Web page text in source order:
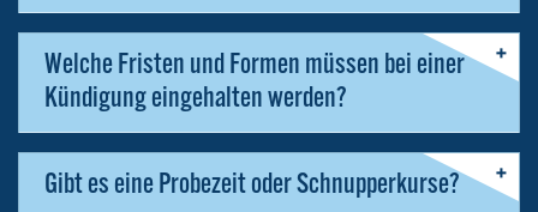
Welche Fristen und Formen müssen bei einer
Kündigung eingehalten werden?
Gibt es eine Probezeit oder Schnupperkurse?